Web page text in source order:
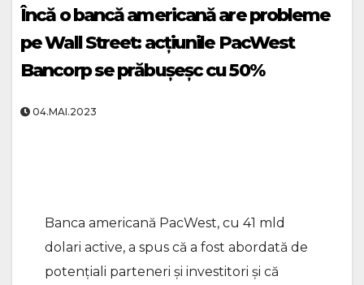
Încă o bancă americană are probleme
pe Wall Street: acţiunile PacWest
Bancorp se prăbuşeşc cu 50%
04.MAI.2023
Banca americană PacWest, cu 41 mld
dolari active, a spus că a fost abordată de
potenţiali parteneri şi investitori şi că